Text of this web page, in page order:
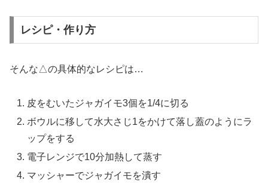
レシピ・作り方
そんな△の具体的なレシピは…
皮をむいたジャガイモ3個を1/4に切る
ボウルに移して水大さじ1をかけて落し蓋のようにラ
ップをする
電子レンジで10分加熱して蒸す
マッシャーでジャガイモを潰す